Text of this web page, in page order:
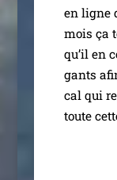
en ligne
mois ça
qu’il en
gants
cal qui
toute